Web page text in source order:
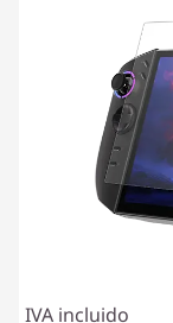
IVA incluido